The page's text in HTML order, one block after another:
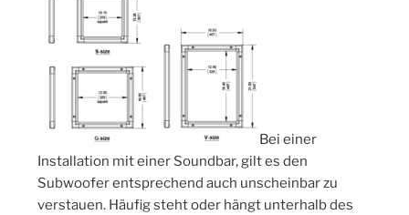
Bei einer
Installation mit einer Soundbar, gilt es den
Subwoofer entsprechend auch unscheinbar zu
verstauen. Häufig steht oder hängt unterhalb des